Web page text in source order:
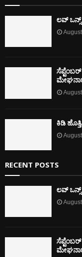
ಲವ್ ಒನ್ಸ್
ಸೆಪ್ಟೆಂಬರ್
ಕಿಡಿ‌‌
RECENT POSTS
ಲವ್ ಒನ್ಸ್
ಸೆಪ್ಟೆಂಬರ್